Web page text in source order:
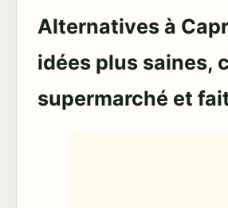
Alternatives à
idées plus saines,
supermarché et